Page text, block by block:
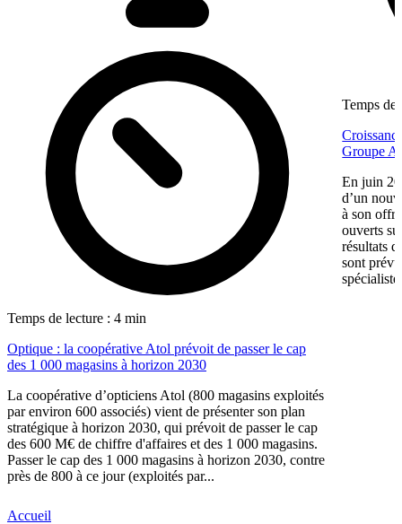
Temps de lecture : 4 min
Optique : la coopérative Atol prévoit de passer le cap
des 1 000 magasins à horizon 2030
La coopérative d’opticiens Atol (800 magasins exploités
par environ 600 associés) vient de présenter son plan
stratégique à horizon 2030, qui prévoit de passer le cap
des 600 M€ de chiffre d'affaires et des 1 000 magasins.
Passer le cap des 1 000 magasins à horizon 2030, contre
près de 800 à ce jour (exploités par...
Temps de
Groupe
En juin
d’un
à son
ouverts
résultats
sont
Accueil